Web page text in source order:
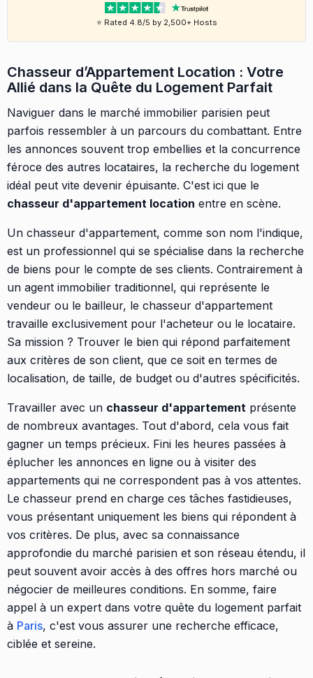
⭐ Rated 4.8/5 by 2,500+ Hosts
Chasseur d’Appartement Location : Votre
Allié dans la Quête du Logement Parfait
Naviguer dans le marché immobilier parisien peut
parfois ressembler à un parcours du combattant. Entre
les annonces souvent trop embellies et la concurrence
féroce des autres locataires, la recherche du logement
idéal peut vite devenir épuisante. C'est ici que le
chasseur d'appartement location entre en scène.
Un chasseur d'appartement, comme son nom l'indique,
est un professionnel qui se spécialise dans la recherche
de biens pour le compte de ses clients. Contrairement à
un agent immobilier traditionnel, qui représente le
vendeur ou le bailleur, le chasseur d'appartement
travaille exclusivement pour l'acheteur ou le locataire.
Sa mission ? Trouver le bien qui répond parfaitement
aux critères de son client, que ce soit en termes de
localisation, de taille, de budget ou d'autres spécificités.
Travailler avec un chasseur d'appartement présente
de nombreux avantages. Tout d'abord, cela vous fait
gagner un temps précieux. Fini les heures passées à
éplucher les annonces en ligne ou à visiter des
appartements qui ne correspondent pas à vos attentes.
Le chasseur prend en charge ces tâches fastidieuses,
vous présentant uniquement les biens qui répondent à
vos critères. De plus, avec sa connaissance
approfondie du marché parisien et son réseau étendu, il
peut souvent avoir accès à des offres hors marché ou
négocier de meilleures conditions. En somme, faire
appel à un expert dans votre quête du logement parfait
à Paris, c'est vous assurer une recherche efficace,
ciblée et sereine.